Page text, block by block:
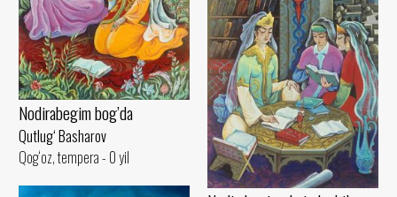
Nodirabegim bog’da
Qutlug‘ Basharov
Qog‘oz, tempera - 0 yil